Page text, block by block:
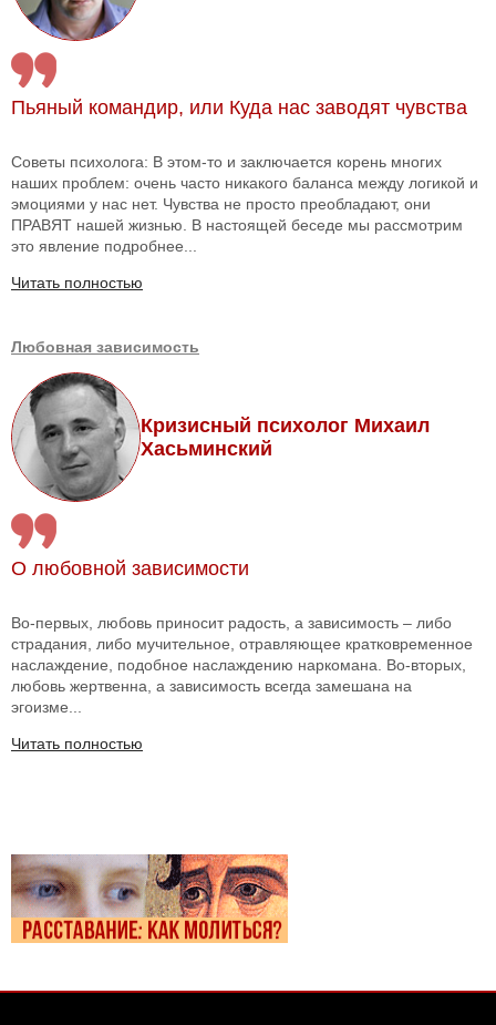
Пьяный командир, или Куда нас заводят чувства
Советы психолога: В этом-то и заключается корень многих
наших проблем: очень часто никакого баланса между логикой и
эмоциями у нас нет. Чувства не просто преобладают, они
ПРАВЯТ нашей жизнью. В настоящей беседе мы рассмотрим
это явление подробнее...
Читать полностью
Любовная зависимость
Кризисный психолог Михаил
Хасьминский
О любовной зависимости
Во-первых, любовь приносит радость, а зависимость – либо
страдания, либо мучительное, отравляющее кратковременное
наслаждение, подобное наслаждению наркомана. Во-вторых,
любовь жертвенна, а зависимость всегда замешана на
эгоизме...
Читать полностью